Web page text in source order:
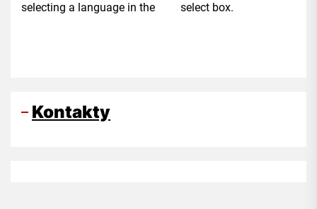
selecting a language in the select box.
Kontakty